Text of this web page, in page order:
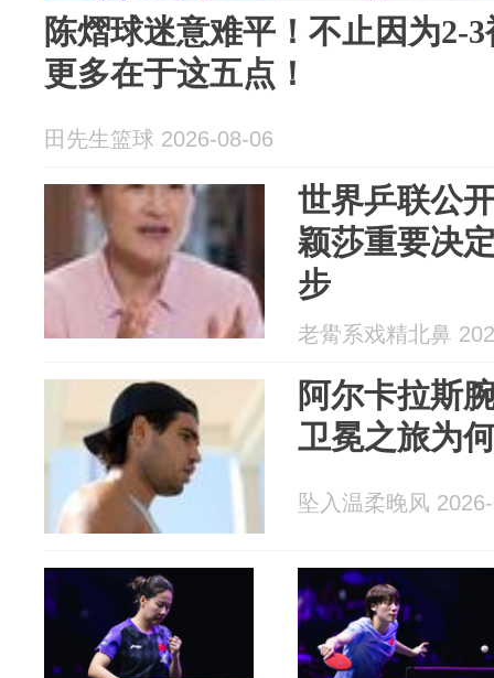
陈熠球迷意难平！不止因为
更多在于这五点！
田先生篮球 2026-08-06
世界乒联公
颖莎重要决
步
老觷系戏精北鼻
阿尔卡拉斯
卫冕之旅为
坠入温柔晚风